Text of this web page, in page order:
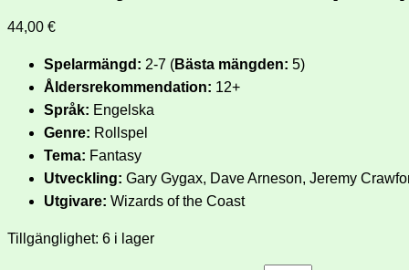
44,00 €
Spelarmängd: 2-7 (Bästa mängden: 5)
Åldersrekommendation: 12+
Språk: Engelska
Genre: Rollspel
Tema: Fantasy
Utveckling: Gary Gygax, Dave Arneson, Jeremy
Utgivare: Wizards of the Coast
Tillgänglighet: 6 i lager